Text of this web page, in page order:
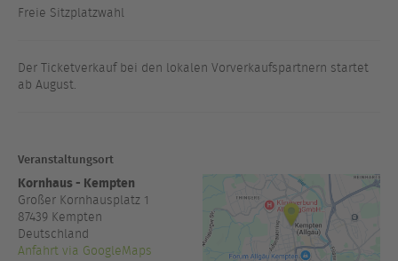
Freie Sitzplatzwahl
Der Ticketverkauf bei den lokalen Vorverkaufspartnern startet
ab August.
Veranstaltungsort
Kornhaus - Kempten
Großer Kornhausplatz 1
87439 Kempten
Deutschland
Anfahrt via GoogleMaps